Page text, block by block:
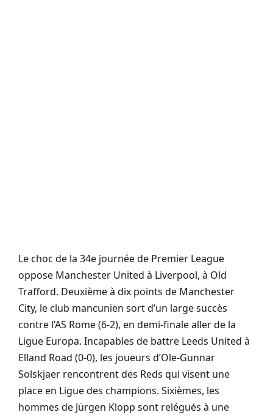
Le choc de la 34e journée de Premier League
oppose Manchester United à Liverpool, à Old
Trafford. Deuxième à dix points de Manchester
City, le club mancunien sort d’un large succès
contre l’AS Rome (6-2), en demi-finale aller de la
Ligue Europa. Incapables de battre Leeds United à
Elland Road (0-0), les joueurs d’Ole-Gunnar
Solskjaer rencontrent des Reds qui visent une
place en Ligue des champions. Sixièmes, les
hommes de Jürgen Klopp sont relégués à une